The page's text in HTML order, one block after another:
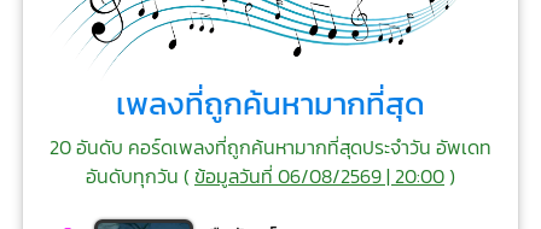
เพลงที่ถูกค้นหามากที่สุด
20 อันดับ คอร์ดเพลงที่ถูกค้นหามากที่สุดประจำวัน อัพเดท
อันดับทุกวัน (ข้อมูลวันที่ 06/08/2569 | 20:00)